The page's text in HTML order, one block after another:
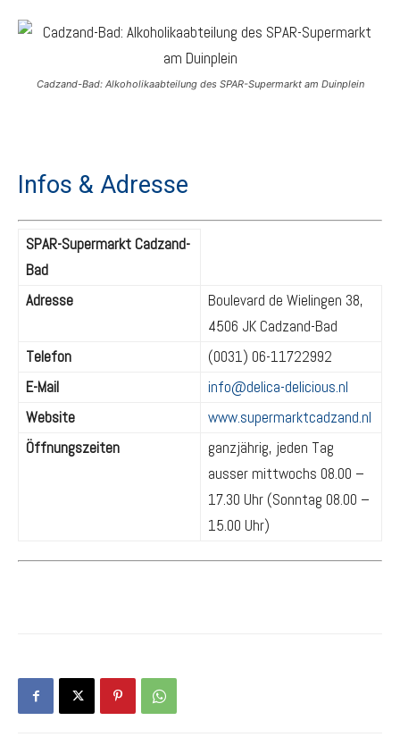
Cadzand-Bad: Alkoholikaabteilung des SPAR-Supermarkt am Duinplein
Infos & Adresse
SPAR-Supermarkt Cadzand-
Bad
Adresse
Boulevard de Wielingen 38,
4506 JK Cadzand-Bad
Telefon
(0031) 06-11722992
E-Mail
info@delica-delicious.nl
Website
www.supermarktcadzand.nl
Öffnungszeiten
ganzjährig, jeden Tag
ausser mittwochs 08.00 –
17.30 Uhr (Sonntag 08.00 –
15.00 Uhr)